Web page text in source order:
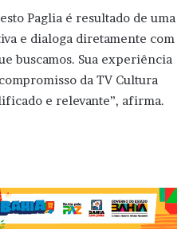
Paglia é resultado de uma
e dialoga diretamente com
buscamos. Sua experiência
da TV Cultura
e relevante”, afirma.